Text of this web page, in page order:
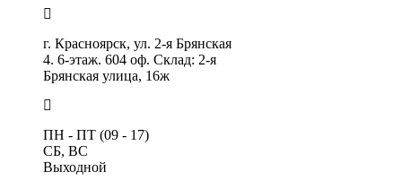
г. Красноярск, ул. 2-я Брянская
4. 6-этаж. 604 оф. Склад: 2-я
Брянская улица, 16ж
ПН - ПТ (09 - 17)
СБ, ВС
Выходной